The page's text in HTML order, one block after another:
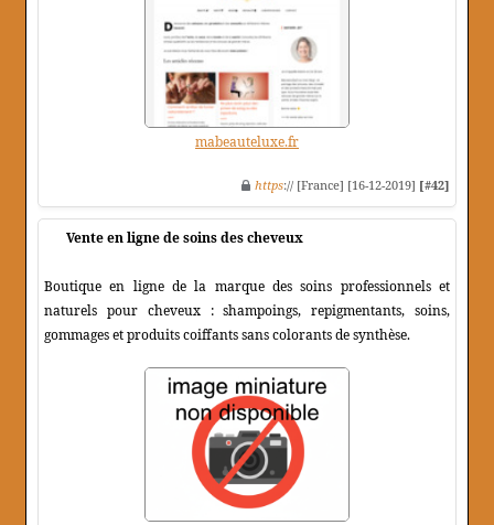
mabeauteluxe.fr
https:// [France] [16-12-2019] [#42]
Vente en ligne de soins des cheveux
Boutique en ligne de la marque des soins professionnels et
naturels pour cheveux : shampoings, repigmentants, soins,
gommages et produits coiffants sans colorants de synthèse.